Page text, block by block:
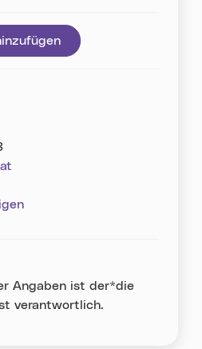
Angaben ist der*die
verantwortlich.